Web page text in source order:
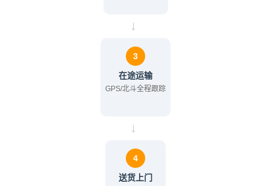
→
3
在途运输
GPS/北斗全程跟踪
→
4
送货上门